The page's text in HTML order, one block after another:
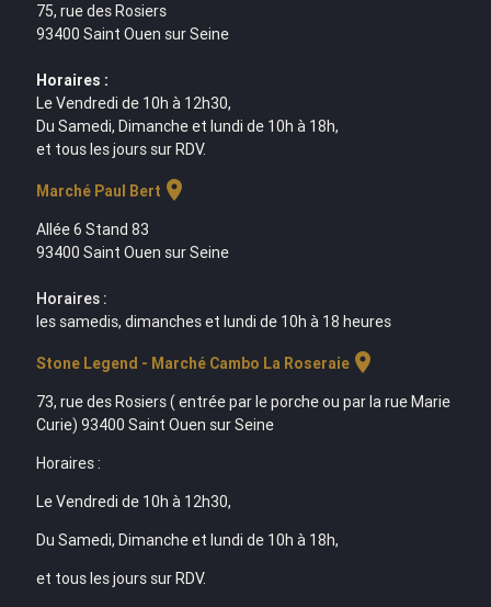
75, rue des Rosiers
93400 Saint Ouen sur Seine
Horaires :
Le Vendredi de 10h à 12h30,
Du Samedi, Dimanche et lundi de 10h à 18h,
et tous les jours sur RDV.
Marché Paul Bert location_on
Allée 6 Stand 83
93400 Saint Ouen sur Seine
Horaires :
les samedis, dimanches et lundi de 10h à 18 heures
Stone Legend - Marché Cambo La Roseraielocation_on
73, rue des Rosiers ( entrée par le porche ou par la rue Marie
Curie) 93400 Saint Ouen sur Seine
Horaires :
Le Vendredi de 10h à 12h30,
Du Samedi, Dimanche et lundi de 10h à 18h,
et tous les jours sur RDV.